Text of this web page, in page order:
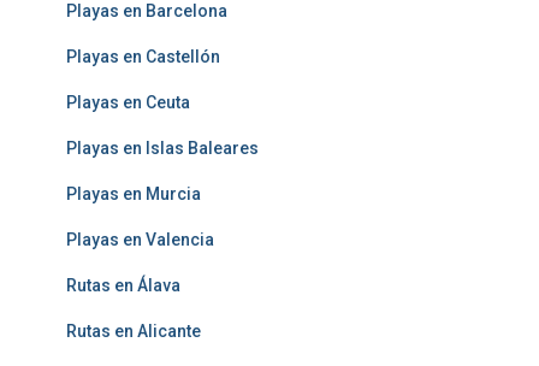
Playas en Barcelona
Playas en Castellón
Playas en Ceuta
Playas en Islas Baleares
Playas en Murcia
Playas en Valencia
Rutas en Álava
Rutas en Alicante